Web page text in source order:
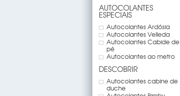
AUTOCOLANTES
ESPECIAIS
Autocolantes Ardósia
Autocolantes Velleda
Autocolantes Cabide de
pé
Autocolantes ao metro
DESCOBRIR
Autocolantes cabine de
duche